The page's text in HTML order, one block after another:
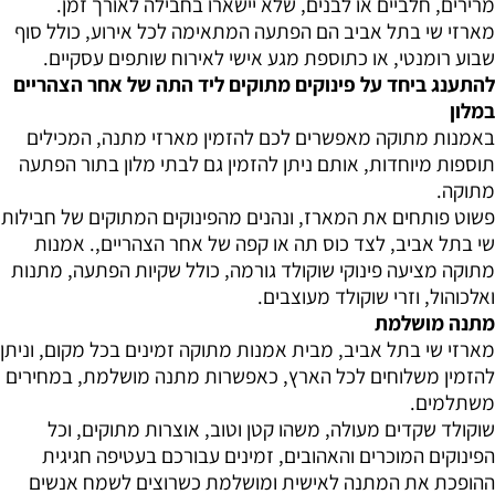
מארזי שי בתל אביב הם הפתעה המתאימה לכל אירוע, כולל סוף
שבוע רומנטי, או כתוספת מגע אישי לאירוח שותפים עסקיים.
להתענג ביחד על פינוקים מתוקים ליד התה של אחר הצהריים
במלון
באמנות מתוקה מאפשרים לכם להזמין מארזי מתנה, המכילים
תוספות מיוחדות, אותם ניתן להזמין גם לבתי מלון בתור הפתעה
מתוקה.
פשוט פותחים את המארז, ונהנים מהפינוקים המתוקים של חבילות
שי בתל אביב, לצד כוס תה או קפה של אחר הצהריים,. אמנות
מתוקה מציעה פינוקי שוקולד גורמה, כולל שקיות הפתעה, מתנות
ואלכוהול, וזרי שוקולד מעוצבים.
מתנה מושלמת
מארזי שי בתל אביב, מבית אמנות מתוקה זמינים בכל מקום, וניתן
להזמין משלוחים לכל הארץ, כאפשרות מתנה מושלמת, במחירים
משתלמים.
שוקולד שקדים מעולה, משהו קטן וטוב, אוצרות מתוקים, וכל
הפינוקים המוכרים והאהובים, זמינים עבורכם בעטיפה חגיגית
ההופכת את המתנה לאישית ומושלמת כשרוצים לשמח אנשים